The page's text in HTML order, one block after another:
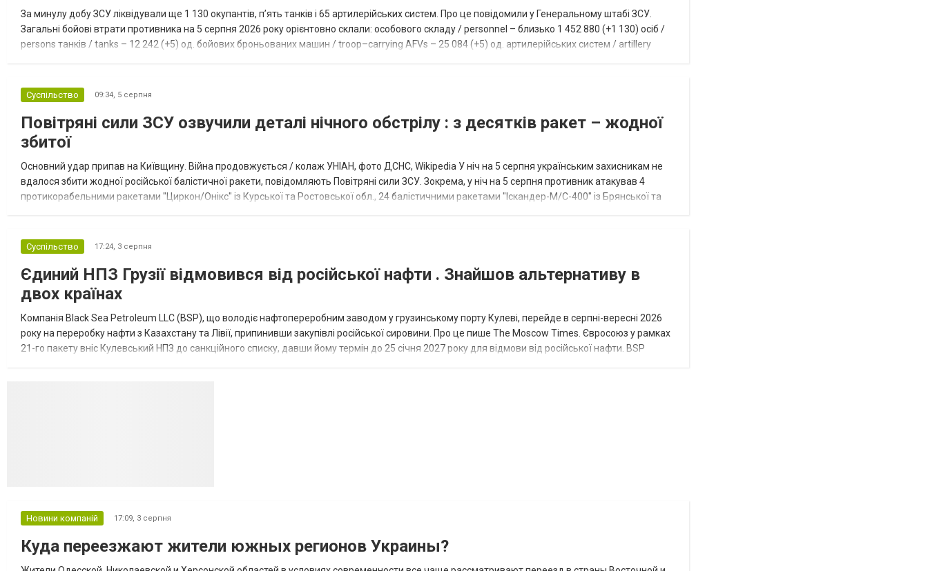
За минулу добу ЗСУ ліквідували ще 1 130 окупантів, пʼять танків і 65 артилерійських систем. Про це повідомили у Генеральному штабі ЗСУ.
Загальні бойові втрати противника на 5 серпня 2026 року орієнтовно склали: особового складу / personnel – близько 1 452 880 (+1 130) осіб /
persons танків / tanks – 12 242 (+5) од. бойових броньованих машин / troop–carrying AFVs – 25 084 (+5) од. артилерійських систем / artillery
Суспільство 09:34, 5 серпня
Повітряні сили ЗСУ озвучили деталі нічного обстрілу : з десятків ракет – жодної
збитої
Основний удар припав на Київщину. Війна продовжується / колаж УНІАН, фото ДСНС, Wikipedia У ніч на 5 серпня українським захисникам не
вдалося збити жодної російської балістичної ракети, повідомляють Повітряні сили ЗСУ. Зокрема, у ніч на 5 серпня противник атакував 4
протикорабельними ракетами "Циркон/Онікс" із Курської та Ростовської обл., 24 балістичними ракетами "Іскандер-М/С-400" із Брянської та
Суспільство 17:24, 3 серпня
Єдиний НПЗ Грузії відмовився від російської нафти . Знайшов альтернативу в
двох країнах
Компанія Black Sea Petroleum LLC (BSP), що володіє нафтопереробним заводом у грузинському порту Кулеві, перейде в серпні-вересні 2026
року на переробку нафти з Казахстану та Лівії, припинивши закупівлі російської сировини. Про це пише The Moscow Times. Євросоюз у рамках
21-го пакету вніс Кулевський НПЗ до санкційного списку, давши йому термін до 25 січня 2027 року для відмови від російської нафти. BSP
Новини компаній 17:09, 3 серпня
Куда переезжают жители южных регионов Украины?